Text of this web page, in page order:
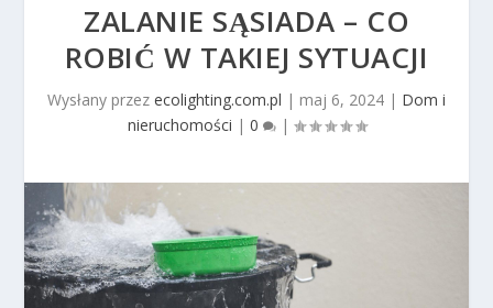
ZALANIE SĄSIADA – CO
ROBIĆ W TAKIEJ SYTUACJI
Wysłany przez ecolighting.com.pl | maj 6, 2024 | Dom i
nieruchomości | 0 |